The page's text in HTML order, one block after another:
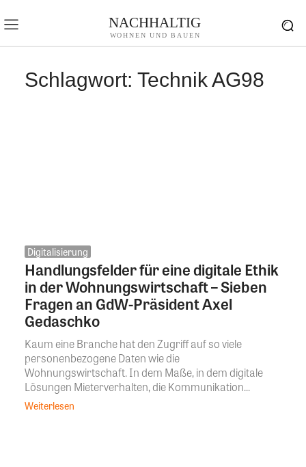
NACHHALTIG
WOHNEN UND BAUEN
Schlagwort: Technik AG98
Digitalisierung
Handlungsfelder für eine digitale Ethik
in der Wohnungswirtschaft – Sieben
Fragen an GdW-Präsident Axel
Gedaschko
Kaum eine Branche hat den Zugriff auf so viele
personenbezogene Daten wie die
Wohnungswirtschaft. In dem Maße, in dem digitale
Lösungen Mieterverhalten, die Kommunikation...
Weiterlesen